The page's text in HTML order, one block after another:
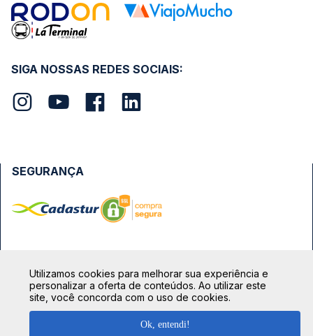
SIGA NOSSAS REDES SOCIAIS:
SEGURANÇA
Utilizamos cookies para melhorar sua experiência e
personalizar a oferta de conteúdos. Ao utilizar este
site, você concorda com o uso de cookies.
Ok, entendi!